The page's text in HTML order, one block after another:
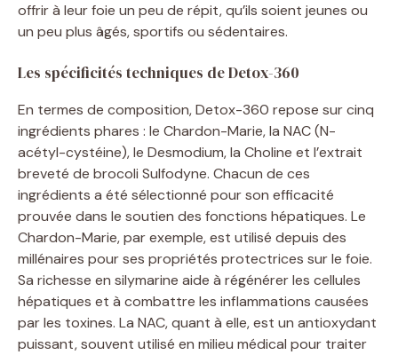
offrir à leur foie un peu de répit, qu’ils soient jeunes ou
un peu plus âgés, sportifs ou sédentaires.
Les spécificités techniques de Detox-360
En termes de composition, Detox-360 repose sur cinq
ingrédients phares : le Chardon-Marie, la NAC (N-
acétyl-cystéine), le Desmodium, la Choline et l’extrait
breveté de brocoli Sulfodyne. Chacun de ces
ingrédients a été sélectionné pour son efficacité
prouvée dans le soutien des fonctions hépatiques. Le
Chardon-Marie, par exemple, est utilisé depuis des
millénaires pour ses propriétés protectrices sur le foie.
Sa richesse en silymarine aide à régénérer les cellules
hépatiques et à combattre les inflammations causées
par les toxines. La NAC, quant à elle, est un antioxydant
puissant, souvent utilisé en milieu médical pour traiter